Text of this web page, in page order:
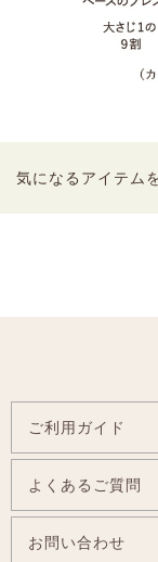
気になるアイテム
ご利用ガイド
よくあるご質問
お問い合わせ